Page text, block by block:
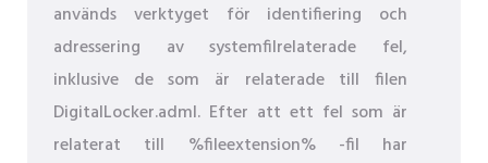
används verktyget för identifiering och
adressering av systemfilrelaterade fel,
inklusive de som är relaterade till filen
DigitalLocker.adml. Efter att ett fel som är
relaterat till %fileextension% -fil har